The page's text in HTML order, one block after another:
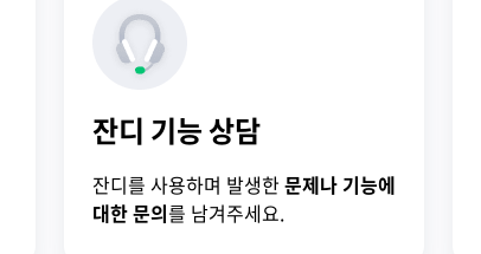
잔디 기능 상담
잔디를 사용하며 발생한 문제나 기능에
대한 문의를 남겨주세요.